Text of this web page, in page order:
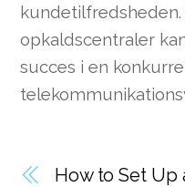
opkaldscentraler
succes i en
How to Set Up